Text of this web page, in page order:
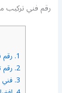
رقم فني تركيب
1.
2.
3.